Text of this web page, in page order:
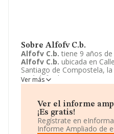
Sobre Alfofv C.b.
Alfofv C.b. tiene 9 años
Alfofv C.b. ubicada en
Santiago de Compostela,
está definida como 6820 -
inmobiliarios por cuenta
Ver más
Ver el informe
¡Es gratis!
Regístrate en
Informe Ampliado de